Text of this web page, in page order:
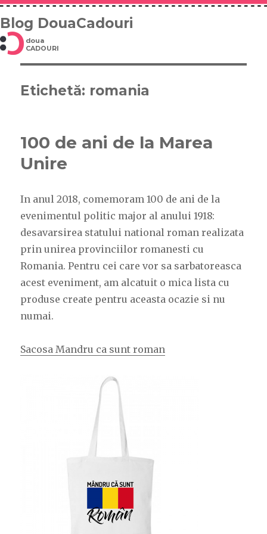
Blog DouaCadouri
doua
CADOURI
Etichetă: romania
100 de ani de la Marea
Unire
In anul 2018, comemoram 100 de ani de la
evenimentul politic major al anului 1918:
desavarsirea statului national roman realizata
prin unirea provinciilor romanesti cu
Romania. Pentru cei care vor sa sarbatoreasca
acest eveniment, am alcatuit o mica lista cu
produse create pentru aceasta ocazie si nu
numai.
Sacosa Mandru ca sunt roman